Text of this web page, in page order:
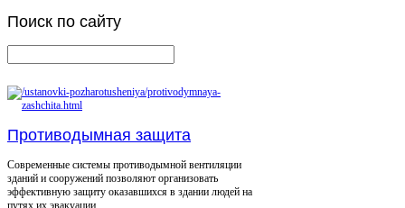
Поиск по сайту
Противодымная защита
Современные системы противодымной вентиляции
зданий и сооружений позволяют организовать
эффективную защиту оказавшихся в здании людей на